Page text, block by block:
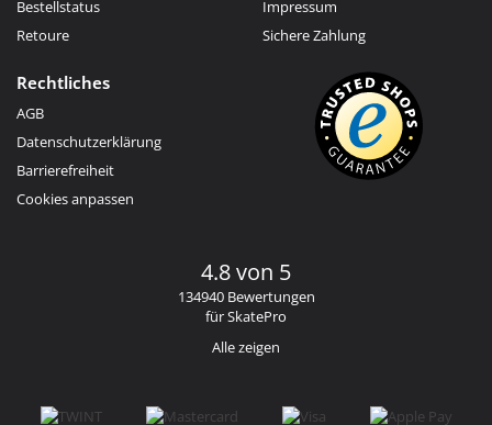
Bestellstatus
Retoure
Impressum
Sichere Zahlung
Rechtliches
AGB
Datenschutzerklärung
Barrierefreiheit
Cookies anpassen
4.8 von 5
134940 Bewertungen
für SkatePro
Alle zeigen